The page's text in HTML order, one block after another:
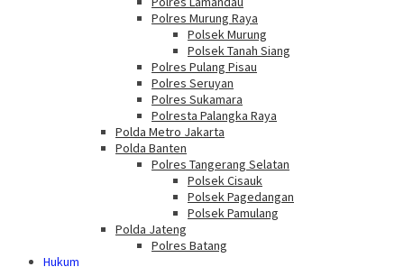
Polres Murung Raya
Polsek Murung
Polsek Tanah Siang
Polres Pulang Pisau
Polres Seruyan
Polres Sukamara
Polresta Palangka Raya
Polda Metro Jakarta
Polda Banten
Polres Tangerang Selatan
Polsek Cisauk
Polsek Pagedangan
Polsek Pamulang
Polda Jateng
Polres Batang
Hukum